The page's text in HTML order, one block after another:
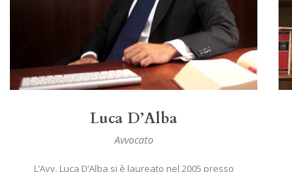
Domenico Santacroce
Avvocato
L’Avv. Domenico Santacroce si è laureato in